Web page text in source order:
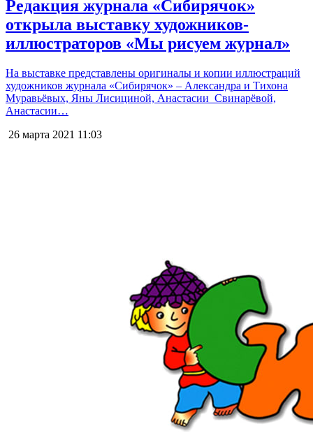
Редакция журнала «Сибирячок»
открыла выставку художников-
иллюстраторов «Мы рисуем журнал»
На выставке представлены оригиналы и копии иллюстраций
художников журнала «Сибирячок» – Александра и Тихона
Муравьёвых, Яны Лисициной, Анастасии Свинарёвой,
Анастасии…
26 марта 2021 11:03